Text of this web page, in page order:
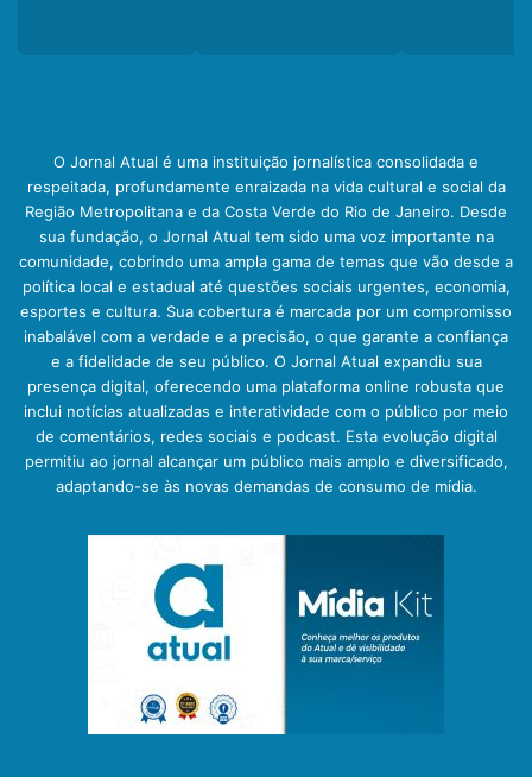
O Jornal Atual é uma instituição jornalística consolidada e
respeitada, profundamente enraizada na vida cultural e social da
Região Metropolitana e da Costa Verde do Rio de Janeiro. Desde
sua fundação, o Jornal Atual tem sido uma voz importante na
comunidade, cobrindo uma ampla gama de temas que vão desde a
política local e estadual até questões sociais urgentes, economia,
esportes e cultura. Sua cobertura é marcada por um compromisso
inabalável com a verdade e a precisão, o que garante a confiança
e a fidelidade de seu público. O Jornal Atual expandiu sua
presença digital, oferecendo uma plataforma online robusta que
inclui notícias atualizadas e interatividade com o público por meio
de comentários, redes sociais e podcast. Esta evolução digital
permitiu ao jornal alcançar um público mais amplo e diversificado,
adaptando-se às novas demandas de consumo de mídia.